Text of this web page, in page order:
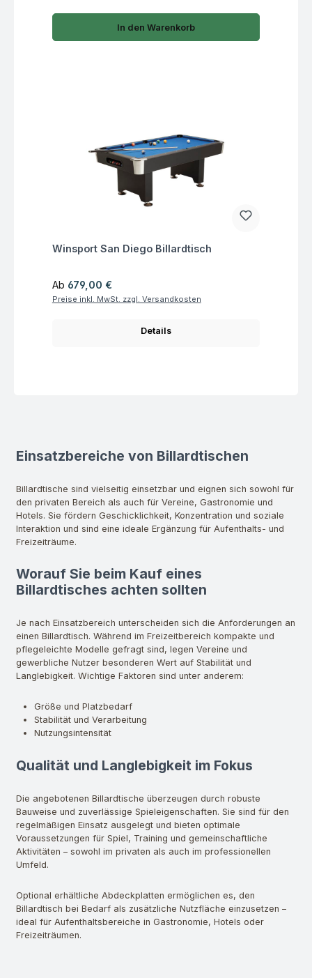
In den Warenkorb
Fragen zum Artikel
Winsport San Diego Billardtisch
Regulärer Preis:
Ab 679,00 €
Preise inkl. MwSt. zzgl. Versandkosten
Details
Einsatzbereiche von Billardtischen
Billardtische sind vielseitig einsetzbar und eignen sich sowohl für
den privaten Bereich als auch für Vereine, Gastronomie und
Hotels. Sie fördern Geschicklichkeit, Konzentration und soziale
Interaktion und sind eine ideale Ergänzung für Aufenthalts- und
Freizeiträume.
Worauf Sie beim Kauf eines
Billardtisches achten sollten
Je nach Einsatzbereich unterscheiden sich die Anforderungen an
einen Billardtisch. Während im Freizeitbereich kompakte und
pflegeleichte Modelle gefragt sind, legen Vereine und
gewerbliche Nutzer besonderen Wert auf Stabilität und
Langlebigkeit. Wichtige Faktoren sind unter anderem:
Größe und Platzbedarf
Stabilität und Verarbeitung
Nutzungsintensität
Qualität und Langlebigkeit im Fokus
Die angebotenen Billardtische überzeugen durch robuste
Bauweise und zuverlässige Spieleigenschaften. Sie sind für den
regelmäßigen Einsatz ausgelegt und bieten optimale
Voraussetzungen für Spiel, Training und gemeinschaftliche
Aktivitäten – sowohl im privaten als auch im professionellen
Umfeld.
Optional erhältliche Abdeckplatten ermöglichen es, den
Billardtisch bei Bedarf als zusätzliche Nutzfläche einzusetzen –
ideal für Aufenthaltsbereiche in Gastronomie, Hotels oder
Freizeiträumen.